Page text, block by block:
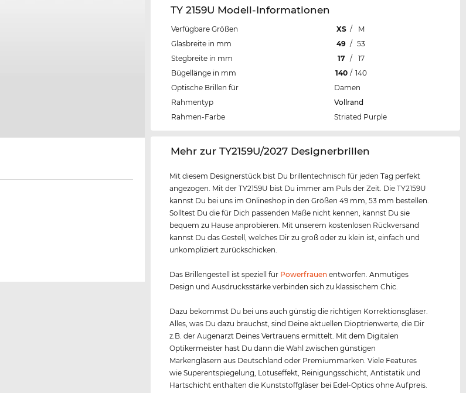
TY 2159U Modell-Informationen
Verfügbare Größen XS /
M
Glasbreite in mm
49 / 53
Stegbreite in mm
17 /
17
Bügellänge in mm
140 / 140
Optische Brillen für
Damen
Rahmentyp
Vollrand
Rahmen-Farbe
Striated Purple
‌Mehr zur TY2159U/2027 Designerbrillen
Mit diesem Designerstück bist Du brillentechnisch für jeden Tag perfekt
angezogen. Mit der TY2159U bist Du immer am Puls der Zeit. Die TY2159U
kannst Du bei uns im Onlineshop in den Größen 49 mm, 53 mm bestellen.
Solltest Du die für Dich passenden Maße nicht kennen, kannst Du sie
bequem zu Hause anprobieren. Mit unserem kostenlosen Rückversand
kannst Du das Gestell, welches Dir zu groß oder zu klein ist, einfach und
unkompliziert zurückschicken.
Das Brillengestell ist speziell für Powerfrauen entworfen. Anmutiges
Design und Ausdrucksstärke verbinden sich zu klassischem Chic.
Dazu bekommst Du bei uns auch günstig die richtigen Korrektionsgläser.
Alles, was Du dazu brauchst, sind Deine aktuellen Dioptrienwerte, die Dir
z.B. der Augenarzt Deines Vertrauens ermittelt. Mit dem Digitalen
Optikermeister hast Du dann die Wahl zwischen günstigen
Markengläsern aus Deutschland oder Premiummarken. Viele Features
wie Superentspiegelung, Lotuseffekt, Reinigungsschicht, Antistatik und
Hartschicht enthalten die Kunststoffgläser bei Edel-Optics ohne Aufpreis.